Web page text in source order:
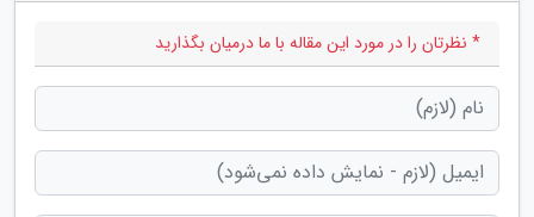
* نظرتان را در مورد این مقاله با ما درمیان بگذارید